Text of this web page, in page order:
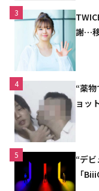
3
謝…
4
“薬
ョッ
5
“デ
「